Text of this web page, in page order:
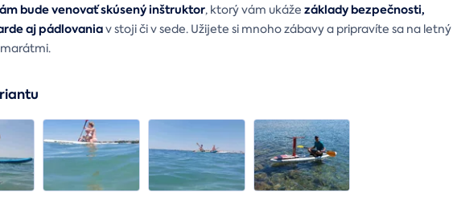
bude venovať skúsený inštruktor, ktorý vám ukáže základy bezpečnosti,
aj pádlovaniav stoji či v sede. Užijete si mnoho zábavy a pripravíte sa na letný